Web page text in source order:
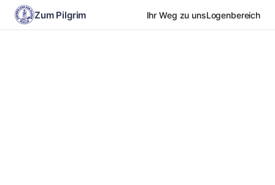
Zum Pilgrim Ihr Weg zu unsLogenbereich